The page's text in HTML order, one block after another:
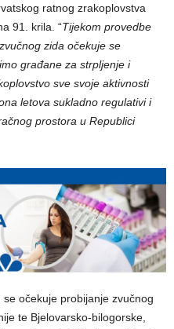
ratnog zrakoplovstva
91. krila. “Tijekom provedbe
zida očekuje se
građane za strpljenje i
sve svoje aktivnosti
letova sukladno regulativi i
prostora u Republici
očekuje probijanje zvučnog
te Bjelovarsko-bilogorske,